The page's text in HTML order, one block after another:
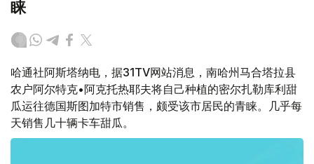
睐
哈通社阿斯塔纳电，据31TV网站消息，南哈州马合塔拉县
农户阿尔特克•阿克托热耶夫将自己种植的密尔扎勒库利甜
瓜运往德国斯图加特市销售，颇受该市居民的青睐。几乎每
天销售几十辆卡车甜瓜。